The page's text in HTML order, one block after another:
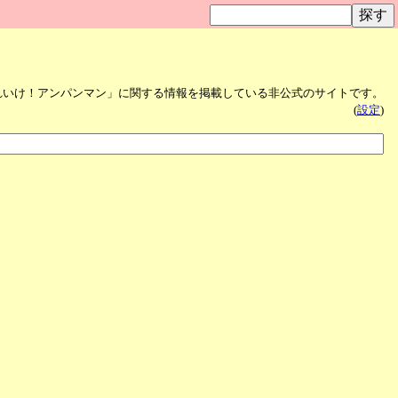
いけ！アンパンマン」に関する情報を掲載している非公式のサイトです。
(設定)